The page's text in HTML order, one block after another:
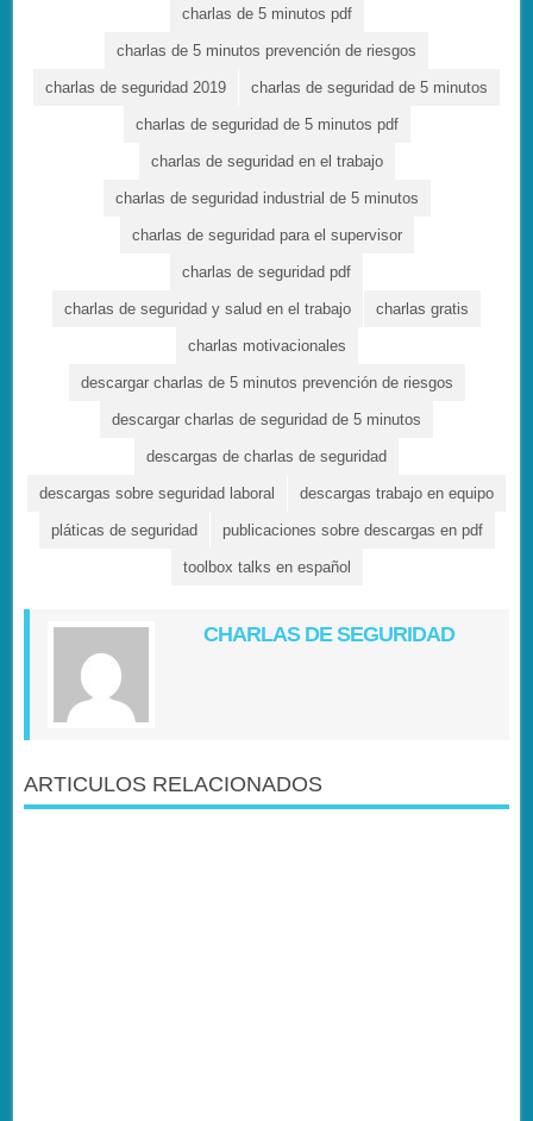
charlas de 5 minutos pdf
charlas de 5 minutos prevención de riesgos
charlas de seguridad 2019 charlas de seguridad de 5 minutos
charlas de seguridad de 5 minutos pdf
charlas de seguridad en el trabajo
charlas de seguridad industrial de 5 minutos
charlas de seguridad para el supervisor
charlas de seguridad pdf
charlas de seguridad y salud en el trabajo charlas gratis
charlas motivacionales
descargar charlas de 5 minutos prevención de riesgos
descargar charlas de seguridad de 5 minutos
descargas de charlas de seguridad
descargas sobre seguridad laboral descargas trabajo en equipo
pláticas de seguridad publicaciones sobre descargas en pdf
toolbox talks en español
CHARLAS DE SEGURIDAD
ARTICULOS RELACIONADOS